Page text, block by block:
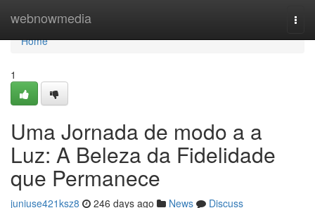
webnowmedia
Home
Home
1
Uma Jornada de modo a a
Luz: A Beleza da Fidelidade
que Permanece
juniuse421ksz8 246 days ago News
Discuss